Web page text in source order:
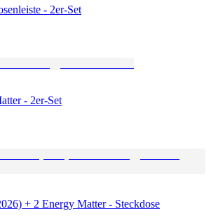
- 2er-Set
- 2er-Set
+ 2 Energy Matter - Steckdose